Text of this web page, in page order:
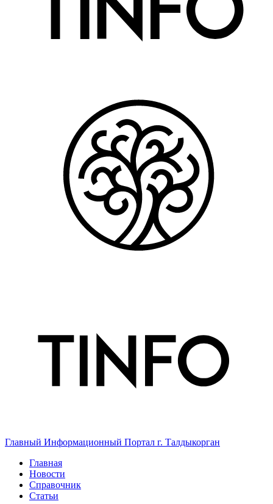
Главный Информационный Портал г. Талдыкорган
Главная
Новости
Справочник
Статьи